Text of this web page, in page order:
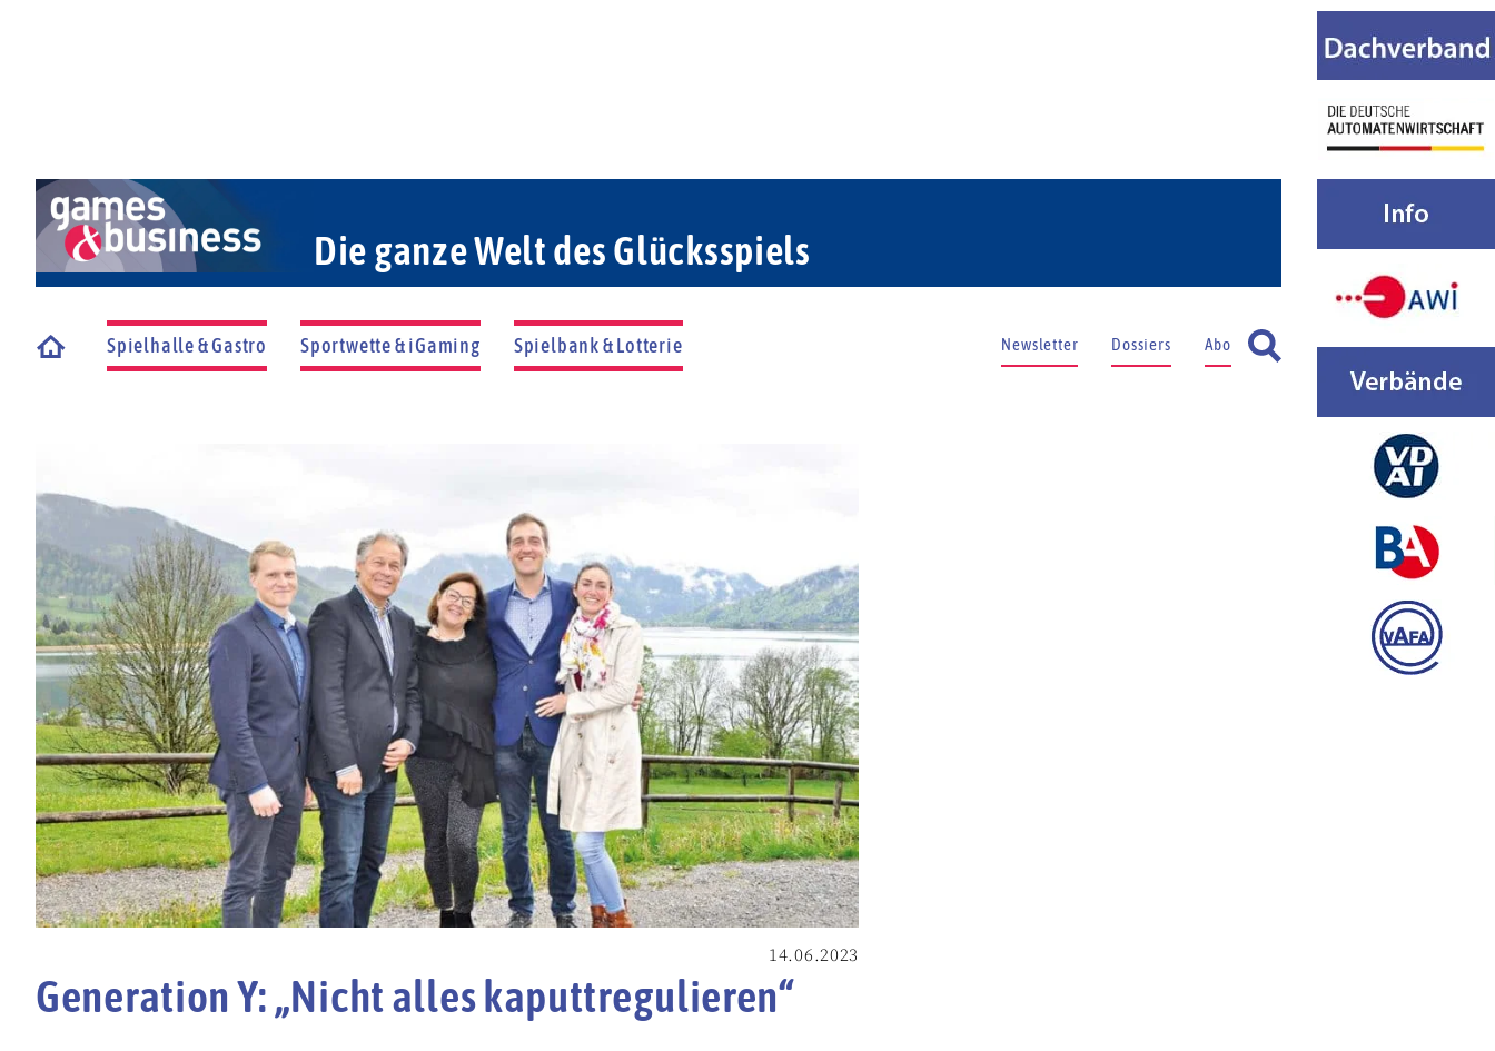
Die ganze Welt des Glücksspiels
Spielhalle & Gastro Sportwette & iGaming Spielbank & Lotterie Newsletter Dossiers Abo
14.06.2023
Generation Y: „Nicht alles kaputtregulieren“